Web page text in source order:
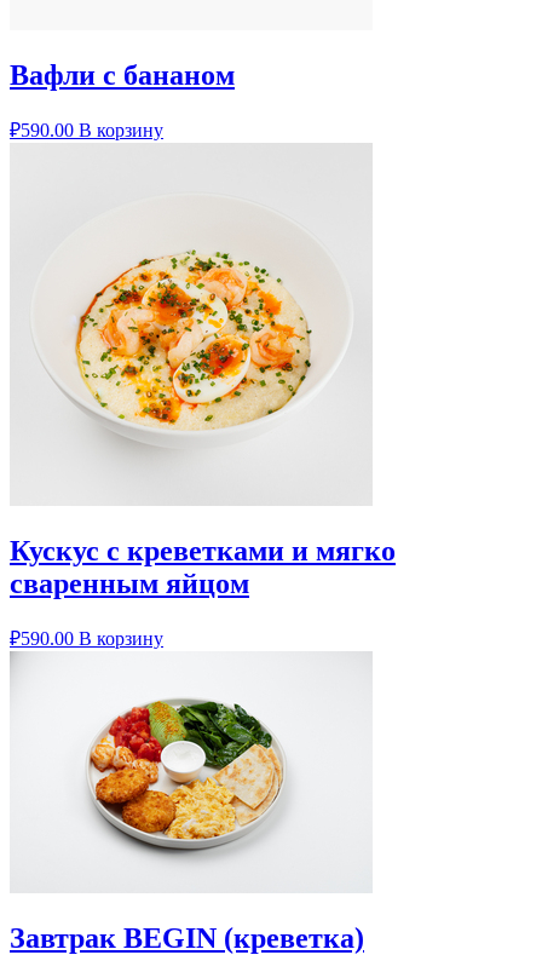
Вафли с бананом
₽590.00 В корзину
Кускус с креветками и мягко
сваренным яйцом
₽590.00 В корзину
Завтрак BEGIN (креветка)